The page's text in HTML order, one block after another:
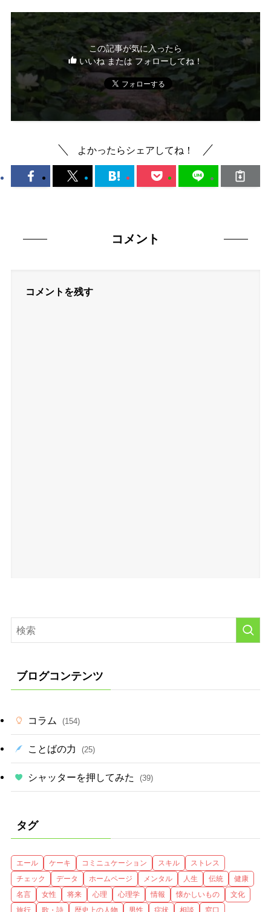
この記事が気に入ったら
いいね または フォローしてね！
よかったらシェアしてね！
コメント
コメントを残す
ブログコンテンツ
コラム (154)
ことばの力 (25)
シャッターを押してみた (39)
タグ
エール ケーキ コミニュケーション スキル
ストレス
チェック
データ ホームページ メンタル 人生 伝統
健康
名言
女性 将来 心理 心理学 情報 懐かしいもの
文化